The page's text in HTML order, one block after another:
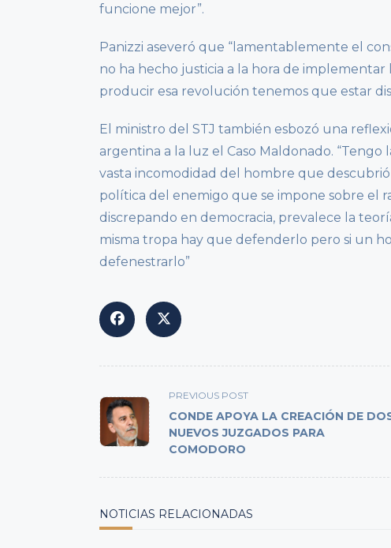
funcione mejor”.
Panizzi aseveró que “lamentablemente el
no ha hecho justicia a la hora de
producir esa revolución tenemos que estar
El ministro del STJ también esbozó una
argentina a la luz el Caso Maldonado.
vasta incomodidad del hombre que
política del enemigo que se impone sobre el
discrepando en democracia, prevalece la
misma tropa hay que defenderlo pero si un
defenestrarlo”
<span
class="nav-
subtitle
screen-
PREVIOUS POST
CONDE APOYA LA CREACIÓN DE
NUEVOS JUZGADOS PARA
COMODORO
NOTICIAS RELACIONADAS